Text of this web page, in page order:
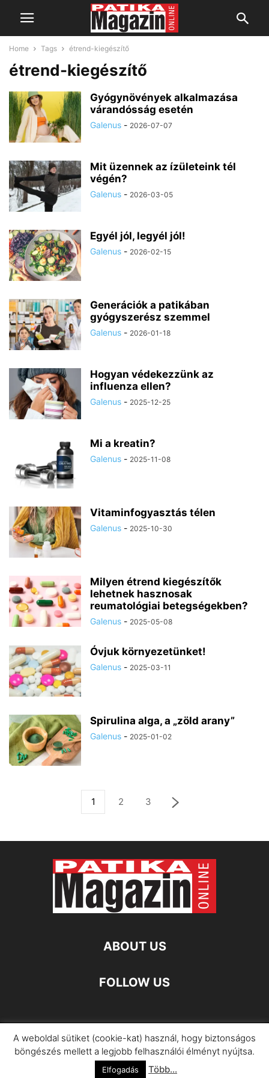
Home Tags étrend-kiegészítő
étrend-kiegészítő
Gyógynövények alkalmazása
várandósság esetén
Galenus - 2026-07-07
Mit üzennek az ízületeink tél
végén?
Galenus - 2026-03-05
Egyél jól, legyél jól!
Galenus - 2026-02-15
Generációk a patikában
gyógyszerész szemmel
Galenus - 2026-01-18
Hogyan védekezzünk az
influenza ellen?
Galenus - 2025-12-25
Mi a kreatin?
Galenus - 2025-11-08
Vitaminfogyasztás télen
Galenus - 2025-10-30
Milyen étrend kiegészítők
lehetnek hasznosak
reumatológiai betegségekben?
Galenus - 2025-05-08
Óvjuk környezetünket!
Galenus - 2025-03-11
Spirulina alga, a „zöld arany”
Galenus - 2025-01-02
1 2 3
ABOUT US
FOLLOW US
Impresszum Adatkezelési Információ
©
A weboldal sütiket (cookie-kat) használ, hogy biztonságos
böngészés mellett a legjobb felhasználói élményt nyújtsa.
Elfogadás Több...